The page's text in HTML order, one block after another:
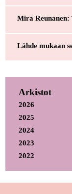
Mira Reunanen:
Lähde mukaan
Arkistot
2026
2025
2024
2023
2022